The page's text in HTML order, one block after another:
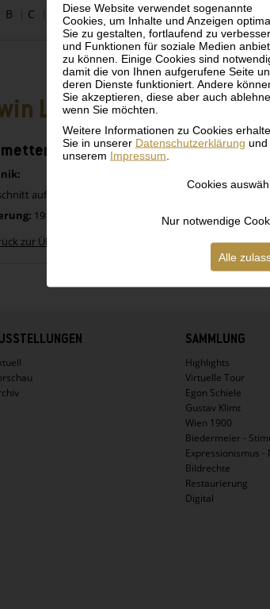
Diese Website verwendet sogenannte
Cookies, um Inhalte und Anzeigen
Sie zu gestalten, fortlaufend zu
und Funktionen für soziale Medien
zu können. Einige Cookies sind
damit die von Ihnen aufgerufene Seite
deren Dienste funktioniert. Andere
Sie akzeptieren, diese aber auch
wenn Sie möchten.
Weitere Informationen zu Cookies
Sie in unserer Datenschutzerklärung und
unserem Impressum
Cookies
Nur notwendige
Alle
B C E F G H I J K L M
Lang
auf Papier
1910
zur Übersicht
SAMMLUNG
Highlights
Virtuelle Tour
Egon Schiele
Gustav Klimt
Wien 1900
Biedermeier -
Expressionismus -
Bildrechte
Restaurierung
Digital